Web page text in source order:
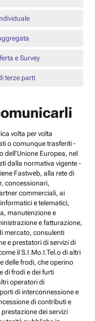
e Survey
terze parti
volta per volta
o comunque trasferiti -
dell’Unione Europea, nel
dalla normativa vigente -
Fastweb, alla rete di
concessionari,
commerciali, ai
e telematici,
manutenzione e
e fatturazione,
mercato, consulenti
e prestatori di servizi di
il S.I.Mo.I.Tel.o di altri
delle frodi, che operino
di frodi e dei furti
operatori di
di interconnessione e
di contributi e
dei servizi